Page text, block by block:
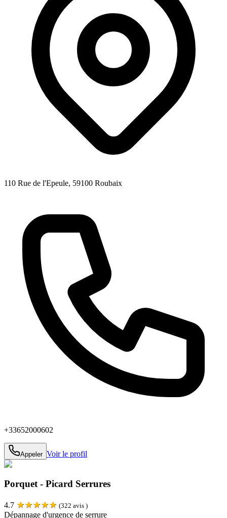
110 Rue de l'Epeule, 59100 Roubaix
+33652000602
Appeler Voir le profil
Porquet - Picard Serrures
4.7 ★★★★★ (322 avis )
Dépannage d'urgence de serrure